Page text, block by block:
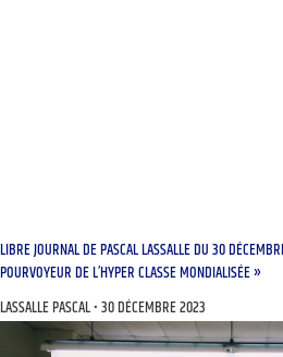
LIBRE JOURNAL DE PASCAL LASSALLE DU 30
POURVOYEUR DE L’HYPER CLASSE MONDIALISÉE »
LASSALLE PASCAL 30 DÉCEMBRE 2023